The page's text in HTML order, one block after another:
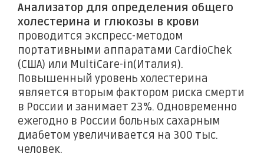
Анализатор для определения общего
холестерина и глюкозы в крови
проводится экспресс-методом
портативными аппаратами CardioChek
(США) или MultiCare-in(Италия).
Повышенный уровень холестерина
является вторым фактором риска смерти
в России и занимает 23%. Одновременно
ежегодно в России больных сахарным
диабетом увеличивается на 300 тыс.
человек.